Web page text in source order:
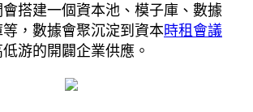
會搭建一個資本池、模子庫、數據
，數據會聚沉淀到資本時租會議
游的開闢企業供應。